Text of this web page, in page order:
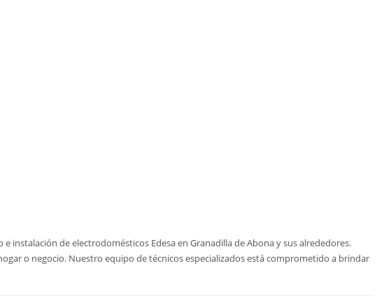
instalación de electrodomésticos Edesa en Granadilla de Abona y sus alrededores.
o negocio. Nuestro equipo de técnicos especializados está comprometido a brindar